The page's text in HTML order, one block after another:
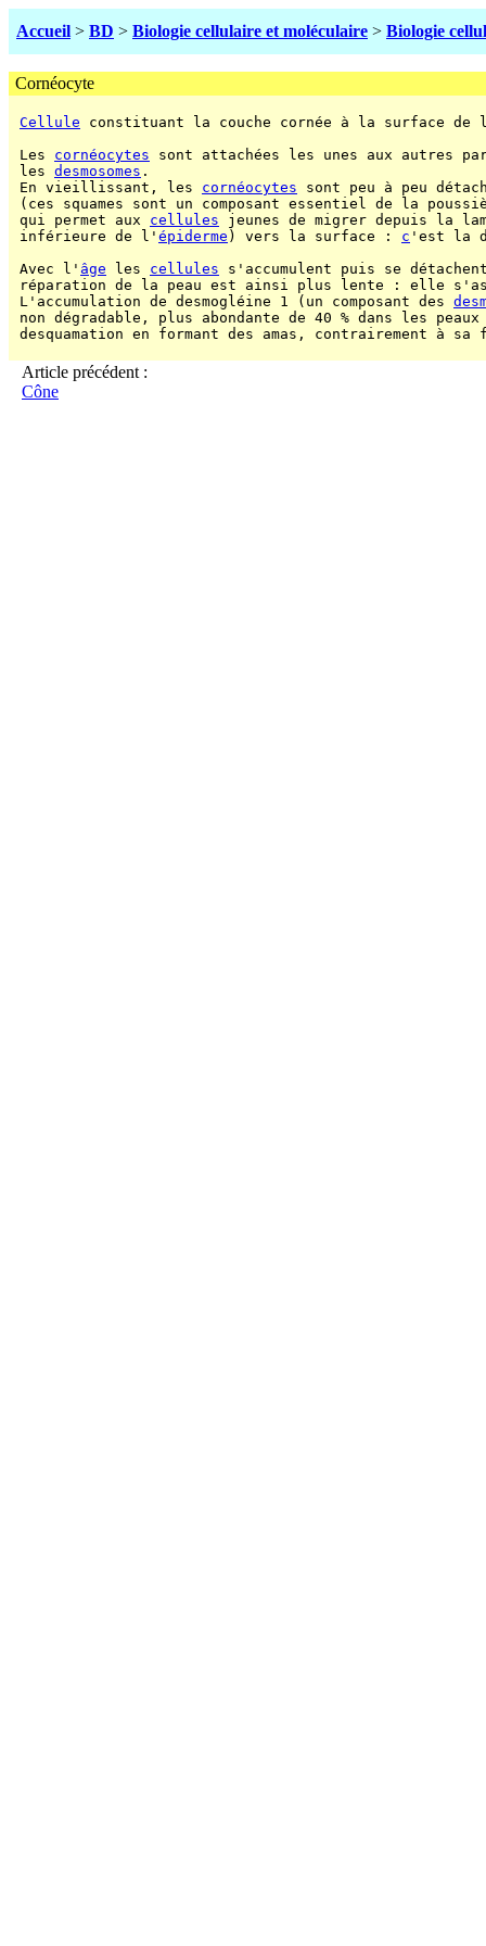
Accueil > BD > Biologie cellulaire et moléculaire > Biologie
Cornéocyte
Cellule constituant la couche cornée à la surface de
Les cornéocytes sont attachées les unes aux autres
les desmosomes .
En vieillissant, les cornéocytes sont peu à peu
(ces squames sont un composant essentiel de la
qui permet aux cellules jeunes de migrer depuis la
inférieure de l' épiderme ) vers la surface : c 'est la
Avec l' âge les cellules s'accumulent puis se
réparation de la peau est ainsi plus lente : elle
L'accumulation de desmogléine 1 (un composant des
non dégradable, plus abondante de 40 % dans les
desquamation en formant des amas, contrairement à
Article précédent :
Cône